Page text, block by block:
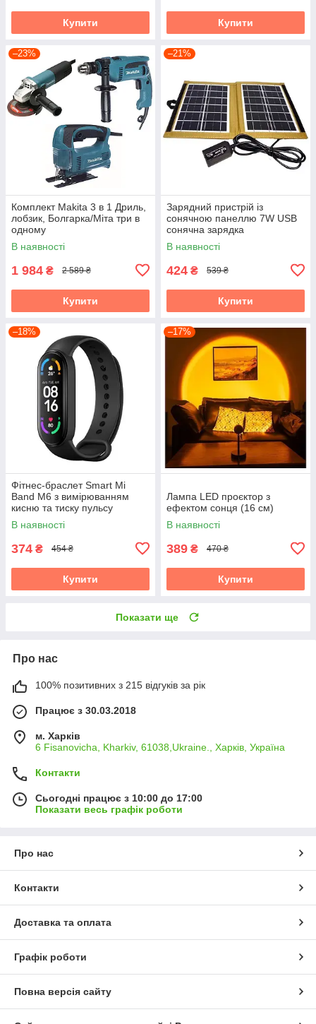
Купити Купити
–23%
Комплект Makita 3 в 1 Дриль,
лобзик, Болгарка/Міта три в
одному
В наявності
1 984 ₴ 2 589 ₴
Купити
–21%
Зарядний пристрій із
сонячною панеллю 7W USB
сонячна зарядка
В наявності
424 ₴ 539 ₴
Купити
–18%
Фітнес-браслет Smart Mi
Band M6 з вимірюванням
кисню та тиску пульсу
В наявності
374 ₴ 454 ₴
Купити
–17%
Лампа LED проєктор з
ефектом сонця (16 см)
В наявності
389 ₴ 470 ₴
Купити
Показати ще
Про нас
100% позитивних з 215 відгуків за рік
Працює з 30.03.2018
м. Харків
6 Fisanovicha, Kharkiv, 61038,Ukraine., Харків, Україна
Контакти
Сьогодні працює з 10:00 до 17:00
Показати весь графік роботи
Про нас
Контакти
Доставка та оплата
Графік роботи
Повна версія сайту